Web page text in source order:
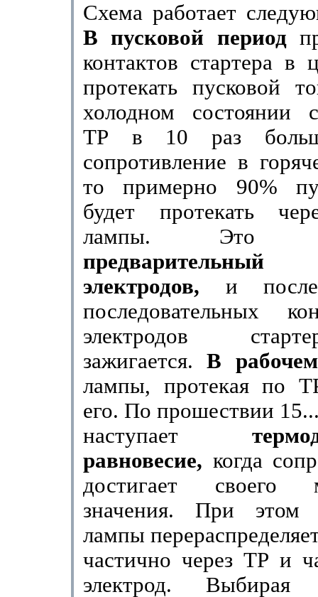
Схема работает
В пусковой период
кон­тактов стартера в
проте­кать пусковой
холодном состоянии
ТР в 10 раз
сопротивление в
то примерно 90%
будет протекать
лампы. Это
электродов, и
последовательных
электродов
зажигается.В
лампы, протекая по
его. По прошествии
наступает
равновесие, когда
достигает своего
значения. При этом
лампы
частично через ТР и
электрод. Выбирая